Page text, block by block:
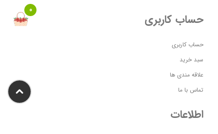
حساب کاربری
حساب کاربری
سبد خرید
علاقه مندی ها
تماس با ما
اطلاعات
0